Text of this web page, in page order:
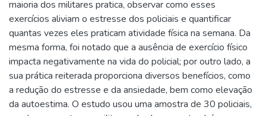
maioria dos militares pratica, observar como esses
exercícios aliviam o estresse dos policiais e quantificar
quantas vezes eles praticam atividade física na semana. Da
mesma forma, foi notado que a ausência de exercício físico
impacta negativamente na vida do policial; por outro lado, a
sua prática reiterada proporciona diversos benefícios, como
a redução do estresse e da ansiedade, bem como elevação
da autoestima. O estudo usou uma amostra de 30 policiais,